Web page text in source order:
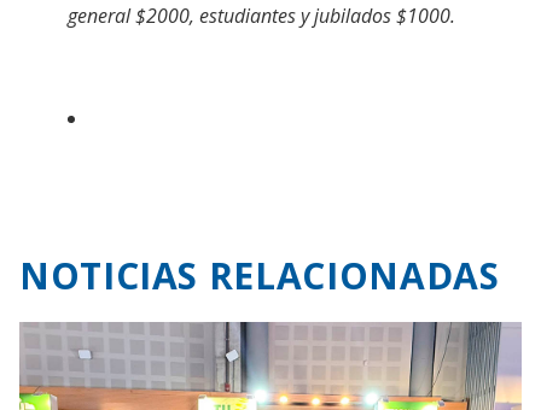
general $2000, estudiantes y jubilados $1000.
NOTICIAS RELACIONADAS